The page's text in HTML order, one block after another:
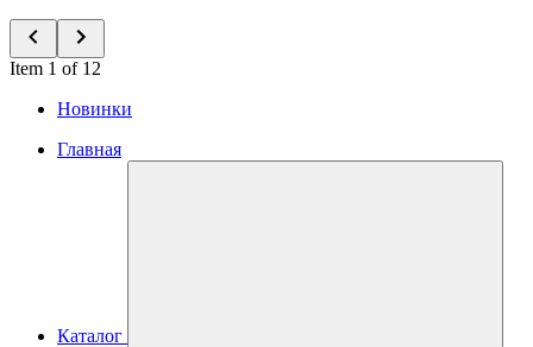
Item 1 of 12
Новинки
Главная
Каталог